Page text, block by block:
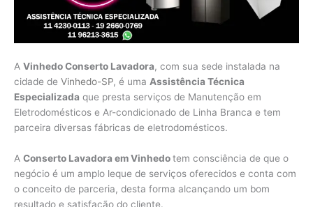
A Vinhedo Conserto Lavadora, com sua sede instalada na
cidade de Vinhedo-SP, é uma Assistência Técnica
Especializada que presta serviços de Manutenção em
Eletrodomésticos e Ar-condicionado de Linha Branca e tem
parceira diversas fábricas de eletrodomésticos.
A Conserto Lavadora em Vinhedotem consciência de que o
negócio é um amplo leque de serviços oferecidos e conta com
o conceito de parceria, desta forma alcançando um bom
resultado e satisfação do cliente.